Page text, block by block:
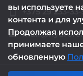
smartphone +375 29 233-
email
вы используете
контента и для
Продолжая
принимаете
обновленную